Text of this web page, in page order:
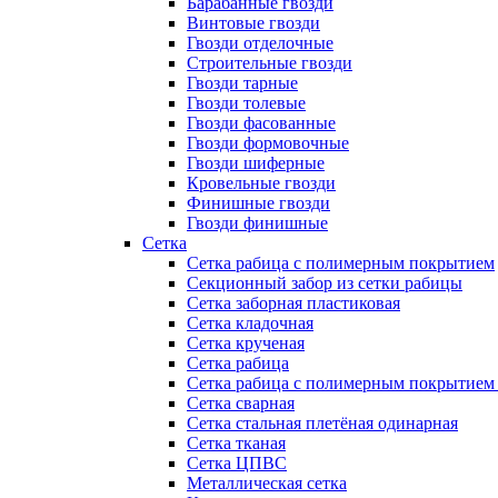
Винтовые гвозди
Гвозди отделочные
Строительные гвозди
Гвозди тарные
Гвозди толевые
Гвозди фасованные
Гвозди формовочные
Гвозди шиферные
Кровельные гвозди
Финишные гвозди
Гвозди финишные
Сетка
Сетка рабица с полимерным покрытием
Секционный забор из сетки рабицы
Сетка заборная пластиковая
Сетка кладочная
Сетка крученая
Сетка рабица
Сетка рабица с полимерным покрытием
Сетка сварная
Сетка стальная плетёная одинарная
Сетка тканая
Сетка ЦПВС
Металлическая сетка